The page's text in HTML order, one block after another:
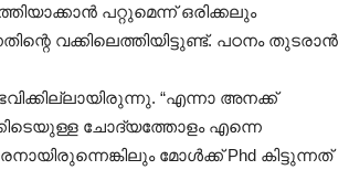
പറ്റുമെന്ന് ഒരിക്കലും
വക്കിലെത്തിയിട്ടുണ്ട്. പഠനം തുടരാൻ
“എന്നാ അനക്ക്
ചോദ്യത്തോളം എന്നെ
മോൾക്ക് Phd കിട്ടുന്നത്